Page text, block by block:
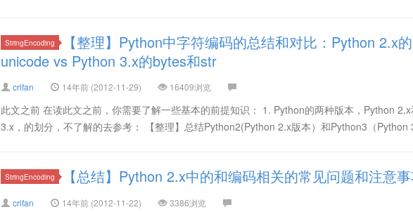
StringEncoding
【整理】Python中字符编码的总结和对比：Python 2.x
unicode vs Python 3.x的bytes和str
crifan 14年前 (2012-11-29) 16409浏览
此文之前 在读此文之前，你需要了解一些基本的前提知识： 1. Python的两种版本，Python
3.x，的划分，不了解的去参考： 【整理】总结Python2(Python 2.x版本）和Python3（Python
StringEncoding 【总结】Python 2.x中的和编码相关的常见问题和注意
crifan 14年前 (2012-11-22) 3386浏览